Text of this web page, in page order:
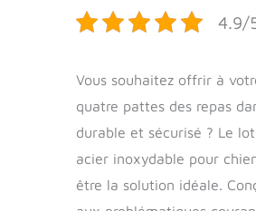
4.9/
Vous souhaitez offrir à
quatre pattes des repas
durable et sécurisé ? Le
acier inoxydable pour
être la solution idéale.